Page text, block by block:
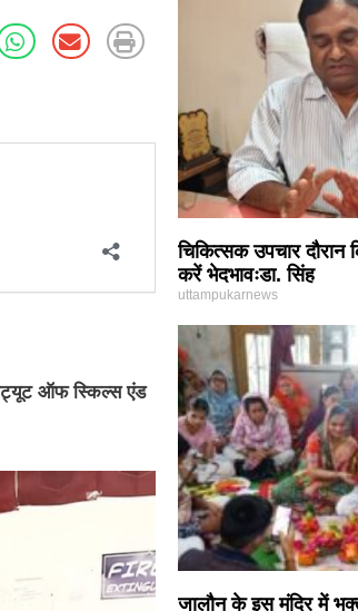
ऑफ स्किल्स एंड
चिकित्सक उपचार
करें भेदभावःडा. सिंह
uttampukarnews
जालौन के इस मंदिर में